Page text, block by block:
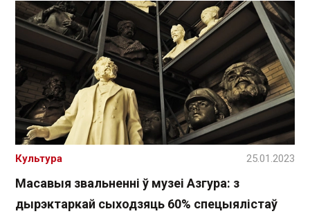
Масавыя звальненні ў музеі Азгура: з
дырэктаркай сыходзяць 60% спецыялістаў
Культура 25.01.2023